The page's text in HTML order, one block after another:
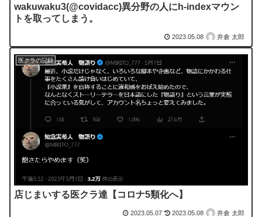
wakuwaku3(@covidacc)異分野の人にh-indexマウン
トを取ってしまう。
2023.05.08 井倉 太郎
医クラの記録
店じまいする医クラ達【コロナ5類化へ】
2023.05.07 2023.05.08 井倉 太郎